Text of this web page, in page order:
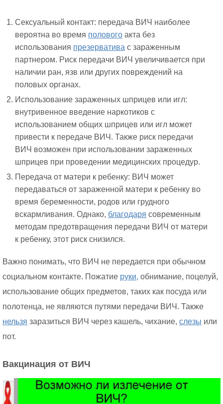
Сексуальный контакт: передача ВИЧ наиболее
вероятна во время полового акта без
использования презерватива с зараженным
партнером. Риск передачи ВИЧ увеличивается при
наличии ран, язв или других повреждений на
половых органах.
Использование зараженных шприцев или игл:
внутривенное введение наркотиков с
использованием общих шприцев или игл может
привести к передаче ВИЧ. Также риск передачи
ВИЧ возможен при использовании зараженных
шприцев при проведении медицинских процедур.
Передача от матери к ребенку: ВИЧ может
передаваться от зараженной матери к ребенку во
время беременности, родов или грудного
вскармливания. Однако, благодаря современным
методам предотвращения передачи ВИЧ от матери
к ребенку, этот риск снизился.
Важно понимать, что ВИЧ не передается при обычном
социальном контакте. Пожатие руки, обнимание, поцелуй,
использование общих предметов, таких как посуда или
полотенца, не являются путями передачи ВИЧ. Также
нельзя заразиться ВИЧ через кашель, чихание, слезы или
пот.
Вакцинация от ВИЧ